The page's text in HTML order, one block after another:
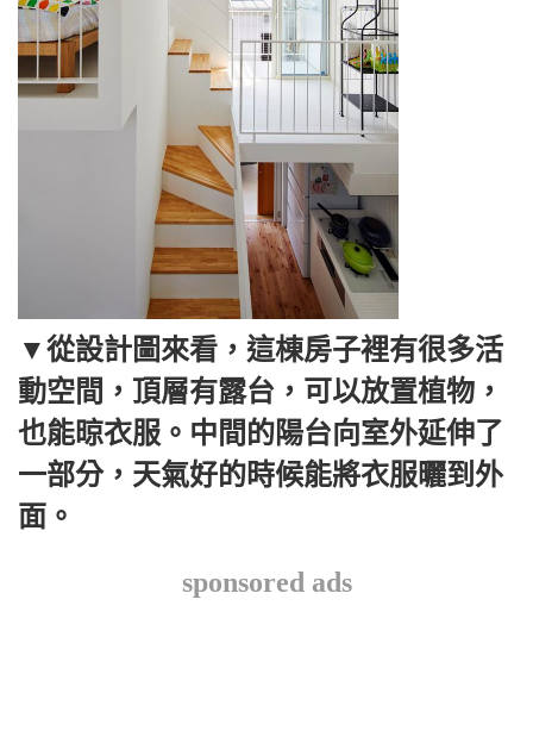
▼從設計圖來看，這棟房子裡有很多活
動空間，頂層有露台，可以放置植物，
也能晾衣服。中間的陽台向室外延伸了
一部分，天氣好的時候能將衣服曬到外
面。
sponsored ads